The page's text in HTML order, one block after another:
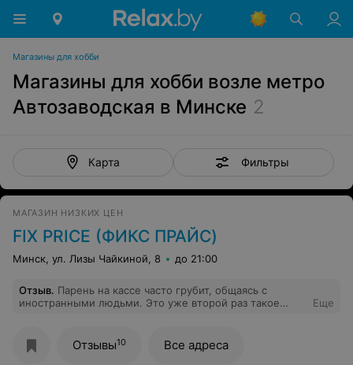
Магазины для хобби
Магазины для хобби возле метро
Автозаводская в Минске 2
Карта Фильтры
МАГАЗИН НИЗКИХ ЦЕН
FIX PRICE (ФИКС ПРАЙС)
Минск, ул. Лизы Чайкиной, 8 до 21:00
Отзыв. Парень на кассе часто грубит, общаясь с
иностранными людьми. Это уже второй раз такое
Еще
Отзывы10 Все адреса